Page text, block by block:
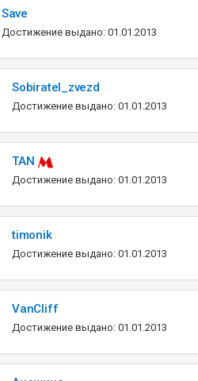
Save
Достижение выдано: 01.01.2013
Sobiratel_zvezd
Достижение выдано: 01.01.2013
TAN
Достижение выдано: 01.01.2013
timonik
Достижение выдано: 01.01.2013
VanCliff
Достижение выдано: 01.01.2013